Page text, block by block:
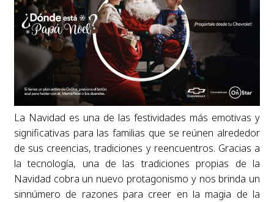
La Navidad es una de las festividades más emotivas y
significativas para las familias que se reúnen alrededor
de sus creencias, tradiciones y reencuentros. Gracias a
la tecnología, una de las tradiciones propias de la
Navidad cobra un nuevo protagonismo y nos brinda un
sinnúmero de razones para creer en la magia de la